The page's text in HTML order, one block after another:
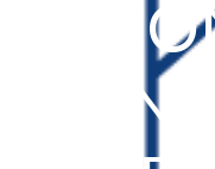
IN